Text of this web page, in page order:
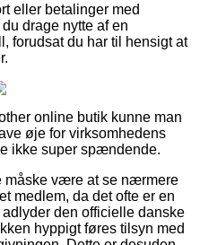
eller betalinger med
drage nytte af en
forudsat du har til hensigt at
online butik kunne man
øje for virksomhedens
ikke super spændende.
måske være at se nærmere
medlem, da det ofte er en
den officielle danske
hyppigt føres tilsyn med